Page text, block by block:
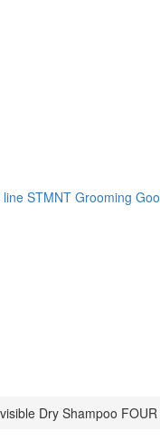
line STMNT Grooming
Dry Shampoo